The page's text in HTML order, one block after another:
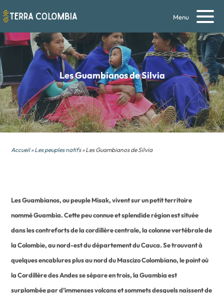
Menu
Les Guambianos de Silvia
Accueil»Les peuples natifs» Les Guambianos de Silvia
Les Guambianos, ou peuple Misak, vivent sur un petit territoire
nommé Guambia. Cette peu connue et splendide région est située
dans les contreforts de la cordillère centrale, la colonne vertébrale de
la Colombie, au nord-est du département du Cauca. Se trouvant à
quelques encablures plus au nord du Mascizo Colombiano, le point où
la Cordillère des Andes se sépare en trois, la Guambia est
surplombée par d’immenses volcans et sommets desquels naissent de